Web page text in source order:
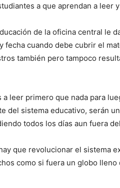
a que aprendan a leer
de la oficina central le
fecha cuando debe cubrir el
también pero tampoco
leer primero que nada para
del sistema educativo, serán
todos los días aun fuera
que revolucionar el sistema
como si fuera un globo lleno